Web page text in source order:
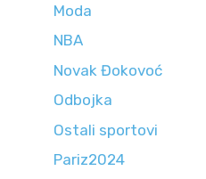
Moda
NBA
Novak Đokovoć
Odbojka
Ostali sportovi
Pariz2024